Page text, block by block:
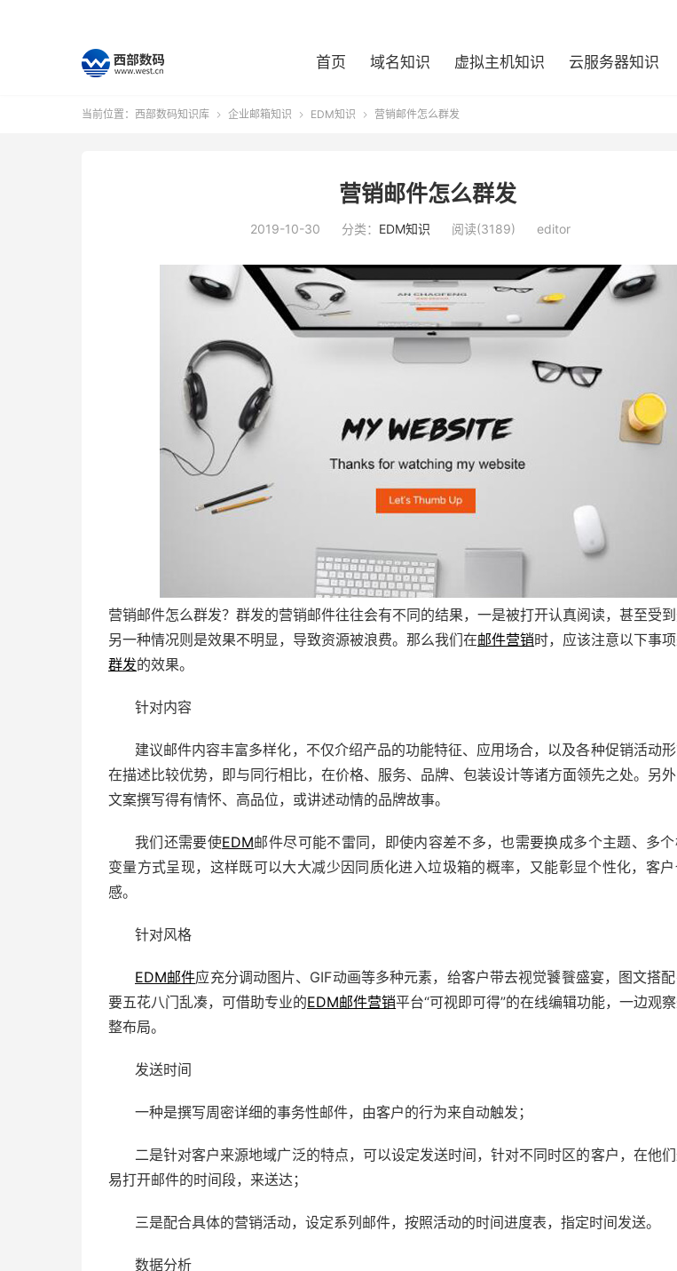
首页 域名知识 虚拟主机知识 云服务器知识
当前位置： 西部数码知识库  企业邮箱知识  EDM知识  营销邮件怎么群发
营销邮件怎么群发
2019-10-30 分类： EDM知识 阅读(3189) editor
营销邮件怎么群发？群发的营销邮件往往会有不同的结果，一是被打开认真阅读，甚至受到
另一种情况则是效果不明显，导致资源被浪费。那么我们在邮件营销时，应该注意以下事
群发的效果。
针对内容
建议邮件内容丰富多样化，不仅介绍产品的功能特征、应用场合，以及各种促销活动
在描述比较优势，即与同行相比，在价格、服务、品牌、包装设计等诸方面领先之处。另
文案撰写得有情怀、高品位，或讲述动情的品牌故事。
我们还需要使EDM邮件尽可能不雷同，即使内容差不多，也需要换成多个主题、多
变量方式呈现，这样既可以大大减少因同质化进入垃圾箱的概率，又能彰显个性化，客
感。
针对风格
EDM邮件应充分调动图片、GIF动画等多种元素，给客户带去视觉饕餮盛宴，图文搭
要五花八门乱凑，可借助专业的EDM邮件营销平台“可视即可得”的在线编辑功能，一边观
整布局。
发送时间
一种是撰写周密详细的事务性邮件，由客户的行为来自动触发；
二是针对客户来源地域广泛的特点，可以设定发送时间，针对不同时区的客户，在他
易打开邮件的时间段，来送达；
三是配合具体的营销活动，设定系列邮件，按照活动的时间进度表，指定时间发送。
数据分析